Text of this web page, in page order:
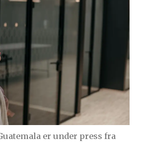
er under press fra